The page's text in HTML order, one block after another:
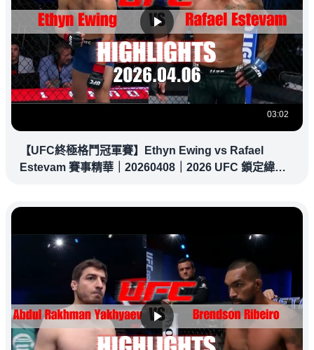
03:02
【UFC終極格鬥冠軍賽】Ethyn Ewing vs Rafael
Estevam 賽事精華｜20260408｜2026 UFC 鎖定緯